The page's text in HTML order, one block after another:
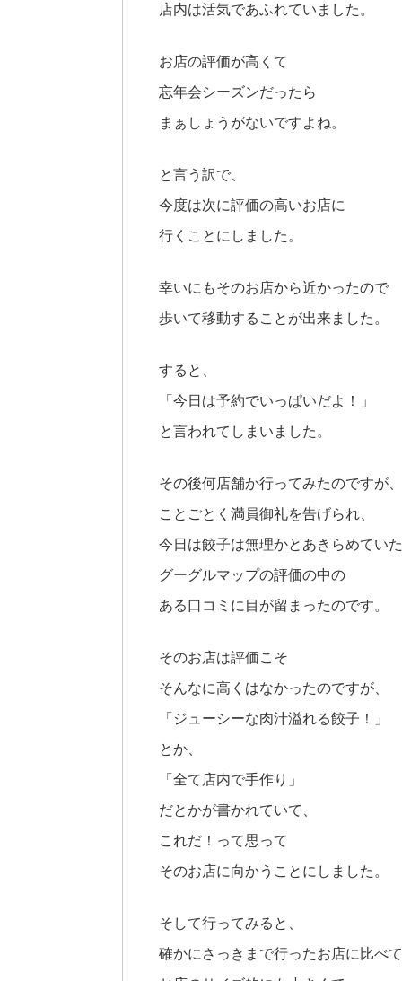
店内は活気であふれていました。
お店の評価が高くて
忘年会シーズンだったら
まぁしょうがないですよね。
と言う訳で、
今度は次に評価の高いお店に
行くことにしました。
幸いにもそのお店から近かったので
歩いて移動することが出来ました。
すると、
「今日は予約でいっぱいだよ！」
と言われてしまいました。
その後何店舗か行ってみたのですが、
ことごとく満員御礼を告げられ、
今日は餃子は無理かとあきらめていた
グーグルマップの評価の中の
ある口コミに目が留まったのです。
そのお店は評価こそ
そんなに高くはなかったのですが、
「ジューシーな肉汁溢れる餃子！」
とか、
「全て店内で手作り」
だとかが書かれていて、
これだ！って思って
そのお店に向かうことにしました。
そして行ってみると、
確かにさっきまで行ったお店に比べて